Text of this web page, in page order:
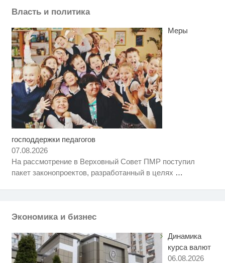
Власть и политика
Меры
господдержки педагогов
07.08.2026
На рассмотрение в Верховный Совет ПМР поступил
пакет законопроектов, разработанный в целях …
Экономика и бизнес
Динамика
курса валют
06.08.2026
Ролик длится пару секунд, но
Ржу не переставая, это видео
пересмотришь не раз